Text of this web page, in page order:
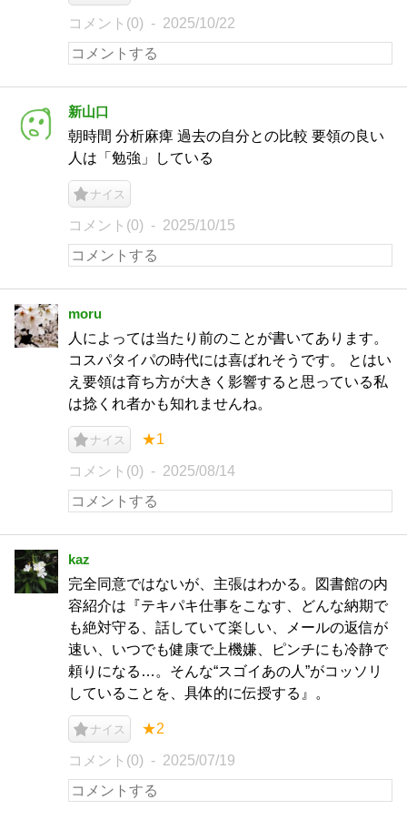
コメント(0) 2025/10/22
新山口
朝時間 分析麻痺 過去の自分との比較 要領の良い
人は「勉強」している
ナイス
コメント(0) 2025/10/15
moru
人によっては当たり前のことが書いてあります。
コスパタイパの時代には喜ばれそうです。 とはい
え要領は育ち方が大きく影響すると思っている私
は捻くれ者かも知れませんね。
ナイス ★1
コメント(0) 2025/08/14
kaz
完全同意ではないが、主張はわかる。図書館の内
容紹介は『テキパキ仕事をこなす、どんな納期で
も絶対守る、話していて楽しい、メールの返信が
速い、いつでも健康で上機嫌、ピンチにも冷静で
頼りになる…。そんな“スゴイあの人”がコッソリ
していることを、具体的に伝授する』。
ナイス ★2
コメント(0) 2025/07/19